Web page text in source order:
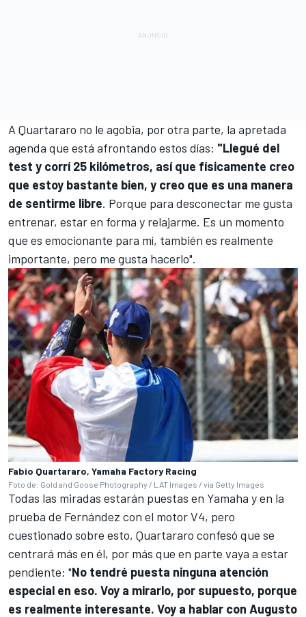
A Quartararo no le agobia, por otra parte, la apretada
agenda que está afrontando estos días: "Llegué del
test y corrí 25 kilómetros, así que físicamente creo
que estoy bastante bien, y creo que es una manera
de sentirme libre. Porque para desconectar me gusta
entrenar, estar en forma y relajarme. Es un momento
que es emocionante para mí, también es realmente
importante, pero me gusta hacerlo".
Fabio Quartararo, Yamaha Factory Racing
Foto de: Gold and Goose Photography / LAT Images / via Getty Images
Todas las miradas estarán puestas en Yamaha y en la
prueba de Fernández con el motor V4, pero
cuestionado sobre esto, Quartararo confesó que se
centrará más en él, por más que en parte vaya a estar
pendiente: "No tendré puesta ninguna atención
especial en eso. Voy a mirarlo, por supuesto, porque
es realmente interesante. Voy a hablar con Augusto